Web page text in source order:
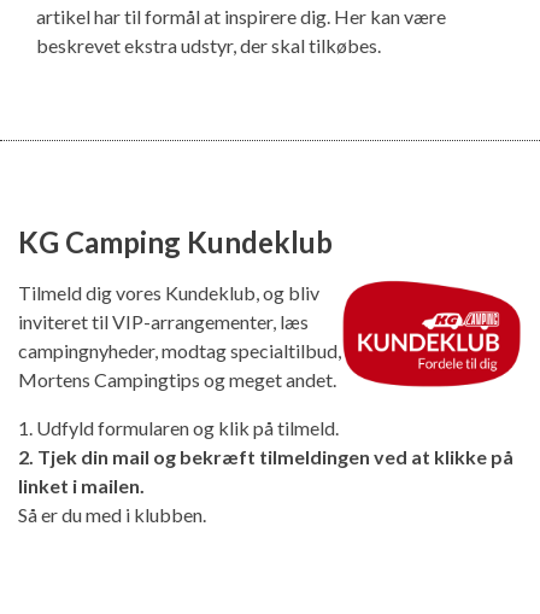
artikel har til formål at inspirere dig. Her kan være
beskrevet ekstra udstyr, der skal tilkøbes.
KG Camping Kundeklub
Tilmeld dig vores Kundeklub, og bliv
inviteret til VIP-arrangementer, læs
campingnyheder, modtag specialtilbud,
Mortens Campingtips og meget andet.
1. Udfyld formularen og klik på tilmeld.
2. Tjek din mail og bekræft tilmeldingen ved at klikke på
linket i mailen.
Så er du med i klubben.